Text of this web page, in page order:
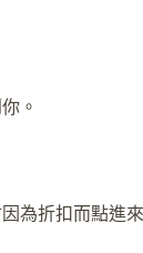
。
為折扣而點進